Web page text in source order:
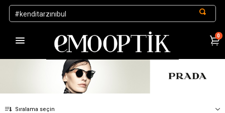
0
ANASAYFA
Sıralama seçin